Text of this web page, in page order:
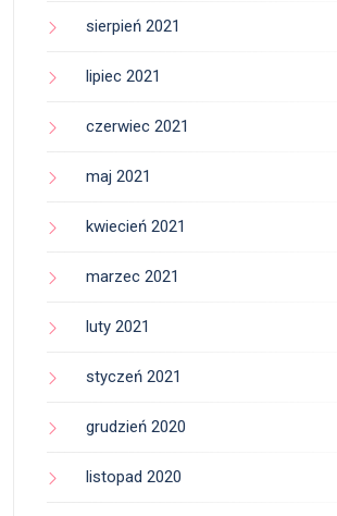
sierpień 2021
lipiec 2021
czerwiec 2021
maj 2021
kwiecień 2021
marzec 2021
luty 2021
styczeń 2021
grudzień 2020
listopad 2020